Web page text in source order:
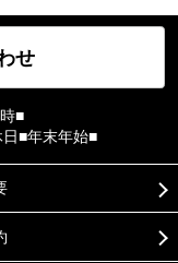
せ
■
■年末年始■